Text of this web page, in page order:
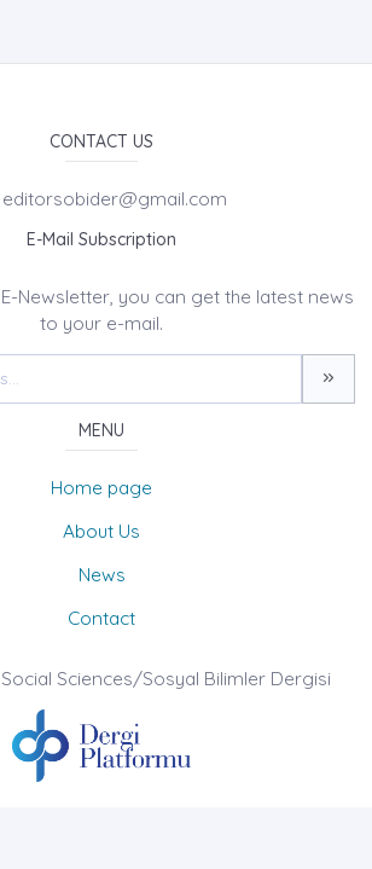
CONTACT US
editorsobider@gmail.com
E-Mail Subscription
Newsletter, you can get the latest news
to your e-mail.
MENU
Home page
About Us
News
Contact
Sciences/Sosyal Bilimler Dergisi